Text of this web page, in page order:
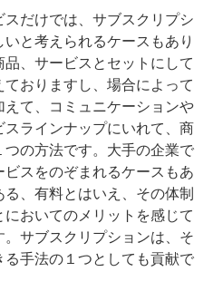
だけでは、サブスクリプシ
と考えられるケースもあり
、サービスとセットにして
おりますし、場合によって
て、コミュニケーションや
ラインナップにいれて、商
の方法です。大手の企業で
スをのぞまれるケースもあ
、有料とはいえ、その体制
おいてのメリットを感じて
サブスクリプションは、そ
手法の１つとしても貢献で